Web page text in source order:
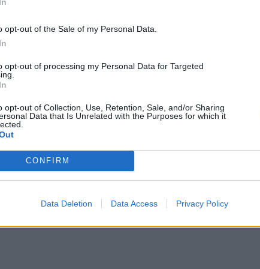
opt-out of the Sale of my Personal Data.
opt-out of processing my Personal Data for Targeted
opt-out of Collection, Use, Retention, Sale, and/or Sharing
Data that Is Unrelated with the Purposes for which it
CONFIRM
Data Deletion Data Access Privacy Policy
Ηνωμένες Πολιτείες, δηλαδή σε περίπου 9.000
σε μειώσεις προσωπικού κοντά στο τέλος του
τα σχέδια δαπανών για τη νέα οικονομική
έχει ενισχύσει την ανάπτυξη της
τον Απρίλιο αποτελούσε τον αποκλειστικό
αυξανόμενο κόστος κατασκευής κέντρων
των υπηρεσιών ασκεί πιέσεις στις ταμειακές
να ανακοινώσει τα οικονομικά της
τον Απρίλιο ότι οι τριμηνιαίες πωλήσεις
Street, αλλά ταυτόχρονα ανακοίνωσε επενδυτικό
σημαντικά υψηλότερο από τις προβλέψεις των